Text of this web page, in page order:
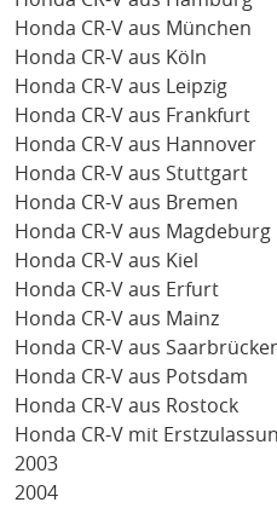
Honda CR-V aus München
Honda CR-V aus Köln
Honda CR-V aus Leipzig
Honda CR-V aus Frankfurt
Honda CR-V aus Hannover
Honda CR-V aus Stuttgart
Honda CR-V aus Bremen
Honda CR-V aus Magdeburg
Honda CR-V aus Kiel
Honda CR-V aus Erfurt
Honda CR-V aus Mainz
Honda CR-V aus
Honda CR-V aus Potsdam
Honda CR-V aus Rostock
Honda CR-V mit
2003
2004